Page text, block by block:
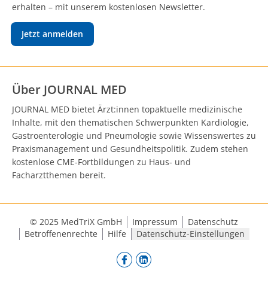
erhalten – mit unserem kostenlosen Newsletter.
Jetzt anmelden
Über JOURNAL MED
JOURNAL MED bietet Ärzt:innen topaktuelle medizinische
Inhalte, mit den thematischen Schwerpunkten Kardiologie,
Gastroenterologie und Pneumologie sowie Wissenswertes zu
Praxismanagement und Gesundheitspolitik. Zudem stehen
kostenlose CME-Fortbildungen zu Haus- und
Facharztthemen bereit.
© 2025 MedTriX GmbH Impressum
Datenschutz
Betroffenenrechte
Hilfe Datenschutz-Einstellungen